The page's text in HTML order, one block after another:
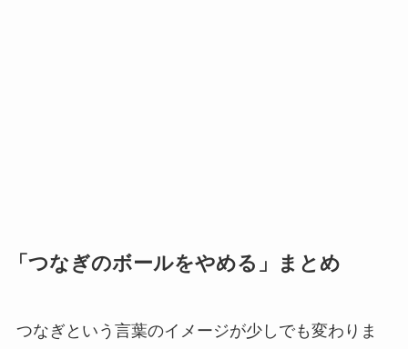
「つなぎのボールをやめる」まとめ
つなぎという言葉のイメージが少しでも変わりま